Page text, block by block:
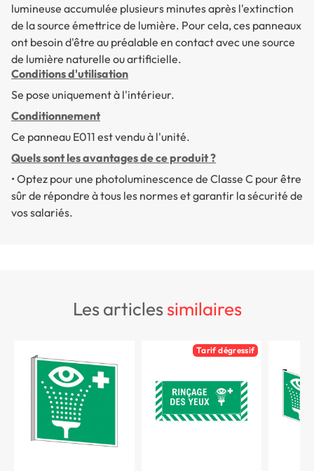
lumineuse accumulée plusieurs minutes après l'extinction
de la source émettrice de lumière. Pour cela, ces panneaux
ont besoin d'être au préalable en contact avec une source
de lumière naturelle ou artificielle.
Conditions d'utilisation
Se pose uniquement à l'intérieur.
Conditionnement
Ce panneau E011 est vendu à l'unité.
Quels sont les avantages de ce produit ?
• Optez pour une photoluminescence de Classe C pour être
sûr de répondre à tous les normes et garantir la sécurité de
vos salariés.
les articlessimilaires
Tarif dégressif